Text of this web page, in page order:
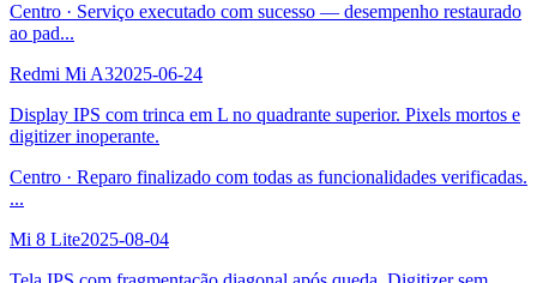
Centro · Serviço executado com sucesso — desempenho restaurado
ao pad...
Redmi Mi A32025-06-24
Display IPS com trinca em L no quadrante superior. Pixels mortos e
digitizer inoperante.
Centro · Reparo finalizado com todas as funcionalidades verificadas.
...
Mi 8 Lite2025-08-04